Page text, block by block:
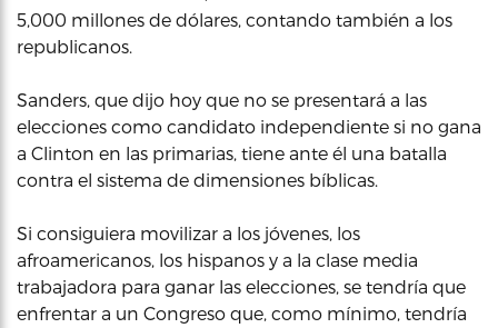
5,000 millones de dólares, contando también a los
republicanos.
Sanders, que dijo hoy que no se presentará a las
elecciones como candidato independiente si no gana
a Clinton en las primarias, tiene ante él una batalla
contra el sistema de dimensiones bíblicas.
Si consiguiera movilizar a los jóvenes, los
afroamericanos, los hispanos y a la clase media
trabajadora para ganar las elecciones, se tendría que
enfrentar a un Congreso que, como mínimo, tendría